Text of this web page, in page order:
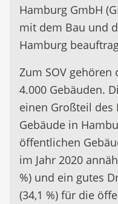
Hamburg GmbH
mit dem Bau und
Hamburg
Zum SOV
4.000 Gebäuden.
einen Großteil
Gebäude in
öffentlichen
im Jahr 2020
%) und ein gutes
(34,1 %) für die